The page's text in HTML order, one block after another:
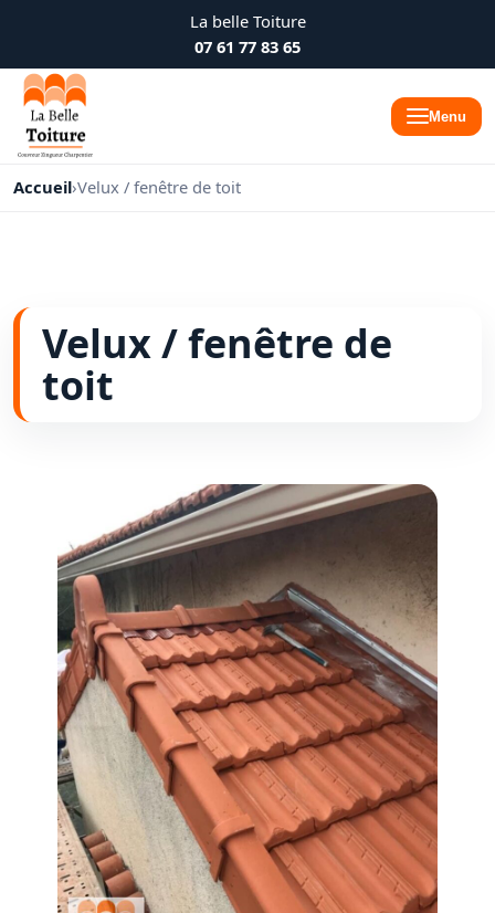
La belle Toiture
07 61 77 83 65
Menu
Accueil›Velux / fenêtre de toit
Velux / fenêtre de
toit